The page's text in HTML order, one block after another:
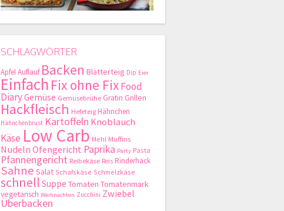
SCHLAGWÖRTER
ApfelAuflauf Backen Blätterteig Dip Eier
Einfach Fix ohne FixFood
DiaryGemüse Gemüsebrühe Gratin Grillen
Hackfleisch Hefeteig Hähnchen
Hähnchenbrust Kartoffeln Knoblauch
Käse Low Carb Mehl Muffins
NudelnOfengericht Paprika Party Pasta
Pfannengericht Reibekäse Reis Rinderhack
Sahne Salat Schafskäse Schmelzkäse
schnell Suppe Tomaten Tomatenmark
vegetarisch Weihnachten Zucchini Zwiebel
Überbacken